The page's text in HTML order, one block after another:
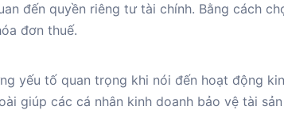
đến quyền riêng tư tài chính. Bằng cách
đơn thuế.
yếu tố quan trọng khi nói đến hoạt động
giúp các cá nhân kinh doanh bảo vệ tài